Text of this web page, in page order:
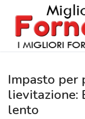
contenuto
Impasto per
lievitazione:
lento